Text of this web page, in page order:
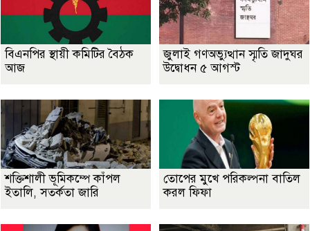
বিএনপির স্থায়ী কমিটির বৈঠক
আজ
জুলাই গণঅভ্যুত্থান স্মৃতি জাদুঘর
উদ্বোধন ৫ আগস্ট
শক্তিশালী ভূমিকম্পে কাঁপল
ইতালি, সতর্কতা জারি
তোপের মুখে পরিকল্পনা বাতিল
করল ফিফা